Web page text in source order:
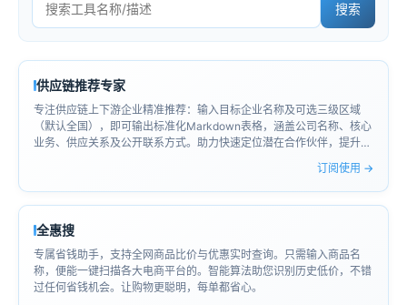
搜索
供应链推荐专家
专注供应链上下游企业精准推荐：输入目标企业名称及可选三级区域
（默认全国），即可输出标准化Markdown表格，涵盖公司名称、核心
业务、供应关系及公开联系方式。助力快速定位潜在合作伙伴，提升供
订阅使用 →
全惠搜
专属省钱助手，支持全网商品比价与优惠实时查询。只需输入商品名
称，便能一键扫描各大电商平台的。智能算法助您识别历史低价，不错
过任何省钱机会。让购物更聪明，每单都省心。